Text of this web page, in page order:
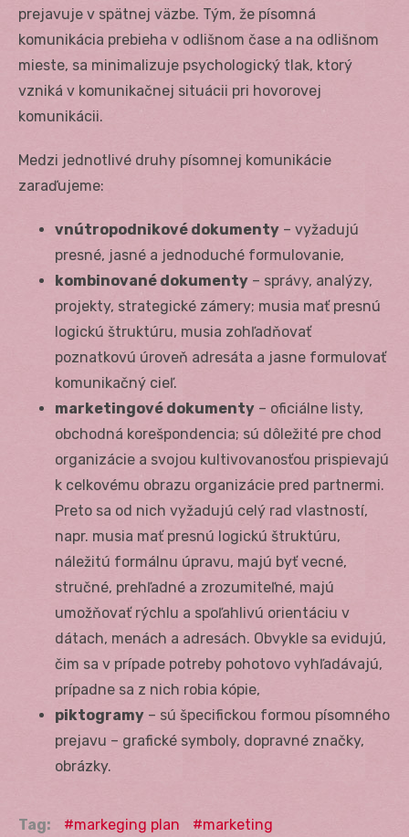
prejavuje v spätnej väzbe. Tým, že písomná
komunikácia prebieha v odlišnom čase a na odlišnom
mieste, sa minimalizuje psychologický tlak, ktorý
vzniká v komunikačnej situácii pri hovorovej
komunikácii.
Medzi jednotlivé druhy písomnej komunikácie
zaraďujeme:
vnútropodnikové dokumenty – vyžadujú
presné, jasné a jednoduché formulovanie,
kombinované dokumenty – správy, analýzy,
projekty, strategické zámery; musia mať presnú
logickú štruktúru, musia zohľadňovať
poznatkovú úroveň adresáta a jasne formulovať
komunikačný cieľ.
marketingové dokumenty – oficiálne listy,
obchodná korešpondencia; sú dôležité pre chod
organizácie a svojou kultivovanosťou prispievajú
k celkovému obrazu organizácie pred partnermi.
Preto sa od nich vyžadujú celý rad vlastností,
napr. musia mať presnú logickú štruktúru,
náležitú formálnu úpravu, majú byť vecné,
stručné, prehľadné a zrozumiteľné, majú
umožňovať rýchlu a spoľahlivú orientáciu v
dátach, menách a adresách. Obvykle sa evidujú,
čim sa v prípade potreby pohotovo vyhľadávajú,
prípadne sa z nich robia kópie,
piktogramy – sú špecifickou formou písomného
prejavu – grafické symboly, dopravné značky,
obrázky.
Tag: markeging plan
marketing